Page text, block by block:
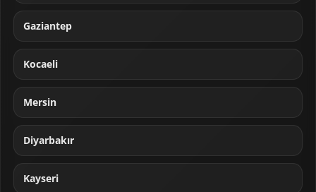
Gaziantep
Kocaeli
Mersin
Diyarbakır
Kayseri